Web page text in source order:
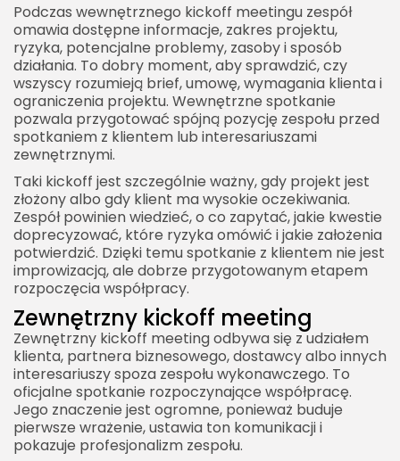
Podczas wewnętrznego kickoff meetingu zespół
omawia dostępne informacje, zakres projektu,
ryzyka, potencjalne problemy, zasoby i sposób
działania. To dobry moment, aby sprawdzić, czy
wszyscy rozumieją brief, umowę, wymagania klienta i
ograniczenia projektu. Wewnętrzne spotkanie
pozwala przygotować spójną pozycję zespołu przed
spotkaniem z klientem lub interesariuszami
zewnętrznymi.
Taki kickoff jest szczególnie ważny, gdy projekt jest
złożony albo gdy klient ma wysokie oczekiwania.
Zespół powinien wiedzieć, o co zapytać, jakie kwestie
doprecyzować, które ryzyka omówić i jakie założenia
potwierdzić. Dzięki temu spotkanie z klientem nie jest
improwizacją, ale dobrze przygotowanym etapem
rozpoczęcia współpracy.
Zewnętrzny kickoff meeting
Zewnętrzny kickoff meeting odbywa się z udziałem
klienta, partnera biznesowego, dostawcy albo innych
interesariuszy spoza zespołu wykonawczego. To
oficjalne spotkanie rozpoczynające współpracę.
Jego znaczenie jest ogromne, ponieważ buduje
pierwsze wrażenie, ustawia ton komunikacji i
pokazuje profesjonalizm zespołu.